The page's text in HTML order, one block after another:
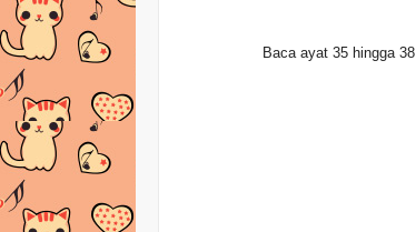
Baca ayat 35 hingga